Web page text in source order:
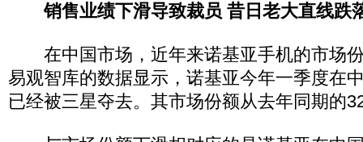
销售业绩下滑导致裁员 昔日老大直线跌
在中国市场，近年来诺基亚手机的市场
易观智库的数据显示，诺基亚今年一季度在
已经被三星夺去。其市场份额从去年同期的